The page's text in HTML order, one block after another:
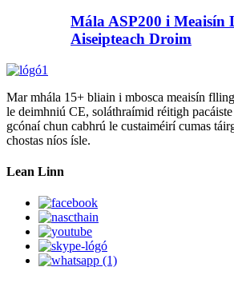
Mála ASP200 i Meaisín
Aiseipteach Droim
Mar mhála 15+ bliain i mbosca meaisín
le deimhniú CE, soláthraímid réitigh
gcónaí chun cabhrú le custaiméirí cumas
chostas níos ísle.
Lean Linn